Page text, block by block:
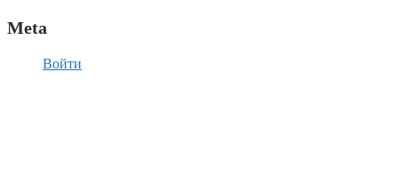
Meta
Войти